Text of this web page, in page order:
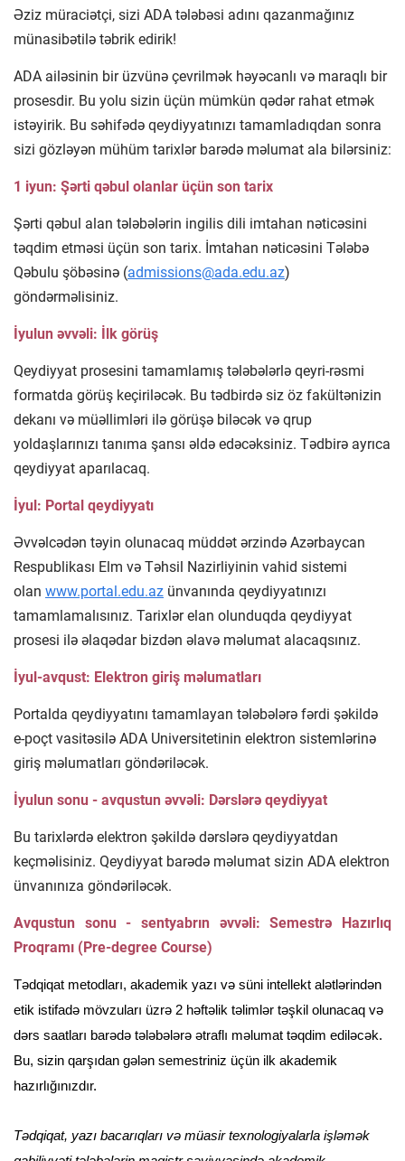
Əziz müraciətçi, sizi ADA tələbəsi adını qazanmağınız
münasibətilə təbrik edirik!
ADA ailəsinin bir üzvünə çevrilmək həyəcanlı və maraqlı bir
prosesdir. Bu yolu sizin üçün mümkün qədər rahat etmək
istəyirik. Bu səhifədə qeydiyyatınızı tamamladıqdan sonra
sizi gözləyən mühüm tarixlər barədə məlumat ala bilərsiniz:
1 iyun: Şərti qəbul olanlar üçün son tarix
Şərti qəbul alan tələbələrin ingilis dili imtahan nəticəsini
təqdim etməsi üçün son tarix. İmtahan nəticəsini Tələbə
Qəbulu şöbəsinə (admissions@ada.edu.az)
göndərməlisiniz.
İyulun əvvəli: İlk görüş
Qeydiyyat prosesini tamamlamış tələbələrlə qeyri-rəsmi
formatda görüş keçiriləcək. Bu tədbirdə siz öz fakültənizin
dekanı və müəllimləri ilə görüşə biləcək və qrup
yoldaşlarınızı tanıma şansı əldə edəcəksiniz. Tədbirə ayrıca
qeydiyyat aparılacaq.
İyul: Portal qeydiyyatı
Əvvəlcədən təyin olunacaq müddət ərzində Azərbaycan
Respublikası Elm və Təhsil Nazirliyinin vahid sistemi
olan www.portal.edu.az ünvanında qeydiyyatınızı
tamamlamalısınız. Tarixlər elan olunduqda qeydiyyat
prosesi ilə əlaqədar bizdən əlavə məlumat alacaqsınız.
İyul-avqust: Elektron giriş məlumatları
Portalda qeydiyyatını tamamlayan tələbələrə fərdi şəkildə
e-poçt vasitəsilə ADA Universitetinin elektron sistemlərinə
giriş məlumatları göndəriləcək.
İyulun sonu - avqustun əvvəli: Dərslərə qeydiyyat
Bu tarixlərdə elektron şəkildə dərslərə qeydiyyatdan
keçməlisiniz. Qeydiyyat barədə məlumat sizin ADA elektron
ünvanınıza göndəriləcək.
Avqustun sonu - sentyabrın əvvəli: Semestrə Hazırlıq
Proqramı (Pre-degree Course)
Tədqiqat metodları, akademik yazı və süni intellekt alətlərindən
etik istifadə mövzuları üzrə 2 həftəlik təlimlər təşkil olunacaq və
dərs saatları barədə tələbələrə ətraflı məlumat təqdim ediləcək.
Bu, sizin qarşıdan gələn semestriniz üçün ilk akademik
hazırlığınızdır.
Tədqiqat, yazı bacarıqları və müasir texnologiyalarla işləmək